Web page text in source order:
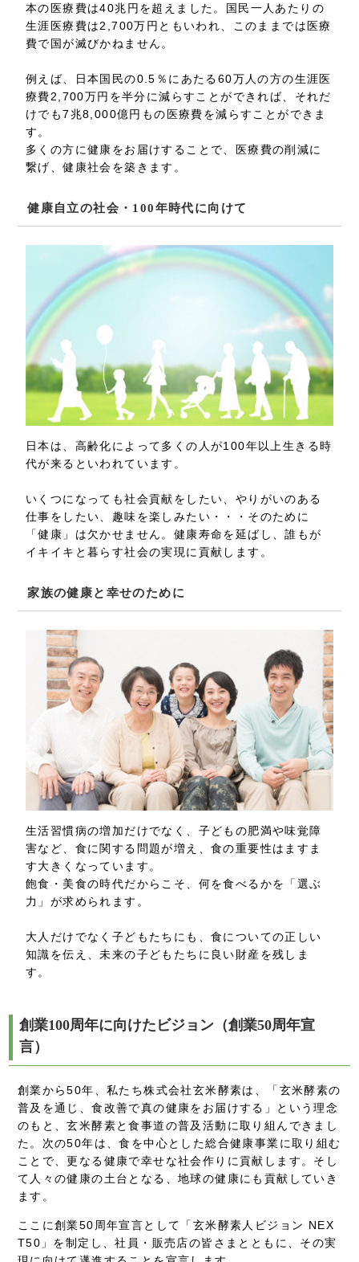
本の医療費は40兆円を超えました。国民一人あたりの
生涯医療費は2,700万円ともいわれ、このままでは医療
費で国が滅びかねません。
例えば、日本国民の0.5％にあたる60万人の方の生涯医
療費2,700万円を半分に減らすことができれば、それだ
けでも7兆8,000億円もの医療費を減らすことができま
す。
多くの方に健康をお届けすることで、医療費の削減に
繋げ、健康社会を築きます。
健康自立の社会・100年時代に向けて
日本は、高齢化によって多くの人が100年以上生きる時
代が来るといわれています。
いくつになっても社会貢献をしたい、やりがいのある
仕事をしたい、趣味を楽しみたい・・・そのために
「健康」は欠かせません。健康寿命を延ばし、誰もが
イキイキと暮らす社会の実現に貢献します。
家族の健康と幸せのために
生活習慣病の増加だけでなく、子どもの肥満や味覚障
害など、食に関する問題が増え、食の重要性はますま
す大きくなっています。
飽食・美食の時代だからこそ、何を食べるかを「選ぶ
力」が求められます。
大人だけでなく子どもたちにも、食についての正しい
知識を伝え、未来の子どもたちに良い財産を残しま
す。
創業100周年に向けたビジョン（創業50周年宣
言）
創業から50年、私たち株式会社玄米酵素は、「玄米酵素の
普及を通じ、食改善で真の健康をお届けする」という理念
のもと、玄米酵素と食事道の普及活動に取り組んできまし
た。次の50年は、食を中心とした総合健康事業に取り組む
ことで、更なる健康で幸せな社会作りに貢献します。そし
て人々の健康の土台となる、地球の健康にも貢献していき
ます。
ここに創業50周年宣言として「玄米酵素人ビジョン NEX
T50」を制定し、社員・販売店の皆さまとともに、その実